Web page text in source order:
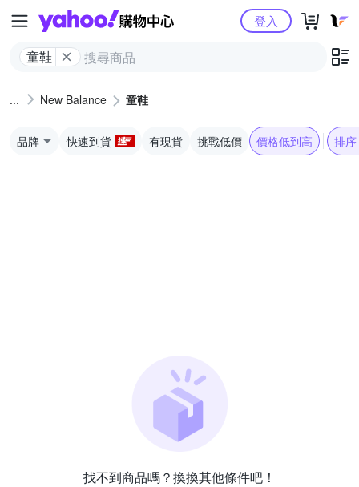
Yahoo購物中心
童鞋
登入
New Balance 童鞋
品牌 快速到貨 有現貨 挑戰低價 價格低到高 排序
找不到商品嗎？換換其他條件吧！